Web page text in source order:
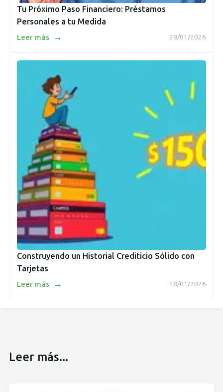
Tu Próximo Paso Financiero: Préstamos
Personales a tu Medida
28/01/2026
Leer más →
Construyendo un Historial Crediticio Sólido con
Tarjetas
28/01/2026
Leer más →
Leer más...